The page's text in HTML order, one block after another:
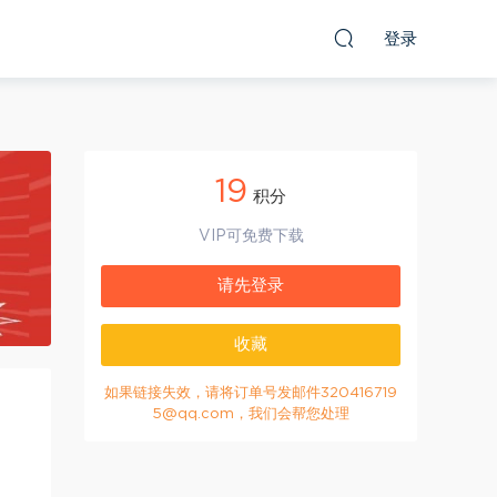
登录
19 积分
VIP可免费下载
请先登录
收藏
如果链接失效，请将订单号发邮件320416719
5@qq.com，我们会帮您处理